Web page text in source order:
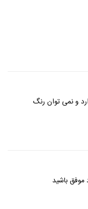
و نمی توان رنگ
موفق باشید